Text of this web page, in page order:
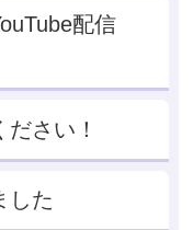
配信
さい！
した